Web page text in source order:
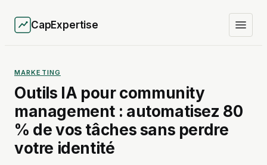
CapExpertise
MARKETING
Outils IA pour community
management : automatisez 80
% de vos tâches sans perdre
votre identité